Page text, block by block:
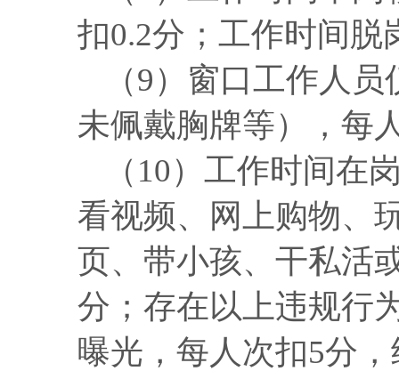
扣0.2分；工作时间脱
（9）窗口工作人员
未佩戴胸牌等），每
（ 10）工作时间在
看视频、网上购物、
页、带小孩、干私活
分；存在以上违规行
曝光，每人次扣5分